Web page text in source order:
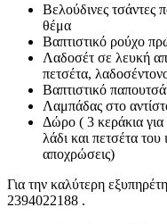
Βελούδινες τσάντες
θέμα
Βαπτιστικό ρούχο
Λαδοσέτ σε λευκή
πετσέτα,
Βαπτιστικό
Λαμπάδας στο
Δώρο ( 3 κεράκια
λάδι και πετσέτα του
αποχρώσεις)
Για την καλύτερη
2394022188 .